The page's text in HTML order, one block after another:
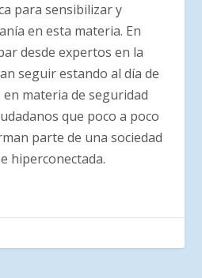
para sensibilizar y
en esta materia. En
desde expertos en la
seguir estando al día de
materia de seguridad
que poco a poco
parte de una sociedad
hiperconectada.